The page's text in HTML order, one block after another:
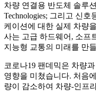
차량 연결용 반도체 솔루
Technologies; 그리고 신
케이션에 대한 실제 차량
사는 고급 하드웨어, 소프
지능형 교통의 미래를 만
코로나19 팬데믹은 차량
영향을 미쳤습니다. 처음
량이 감소하여 차량-인프